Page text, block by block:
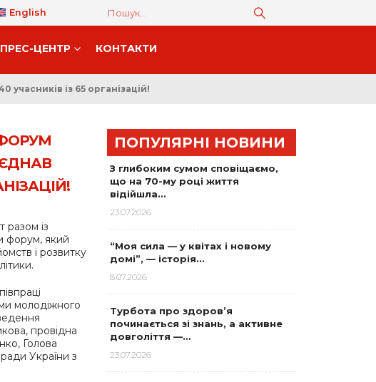
English
ПРЕС-ЦЕНТР КОНТАКТИ
із 65 організацій!
разом із
форум, який
і розвитку
молодіжного
провідна
Голова
України з
ПОПУЛЯРНІ НОВИНИ
З глибоким сумом сповіщаємо,
що на 70-му році життя
відійшла…
23.07.2026
“Моя сила — у квітах і новому
домі”, — історія…
8.07.2026
Турбота про здоров’я
починається зі знань, а активне
довголіття —…
23.07.2026